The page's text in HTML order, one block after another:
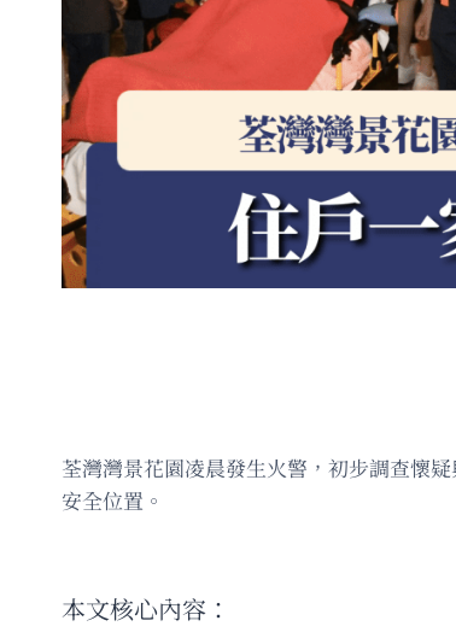
荃灣灣景花園凌晨發生火警，初步調查懷
安全位置。
本文核心內容：